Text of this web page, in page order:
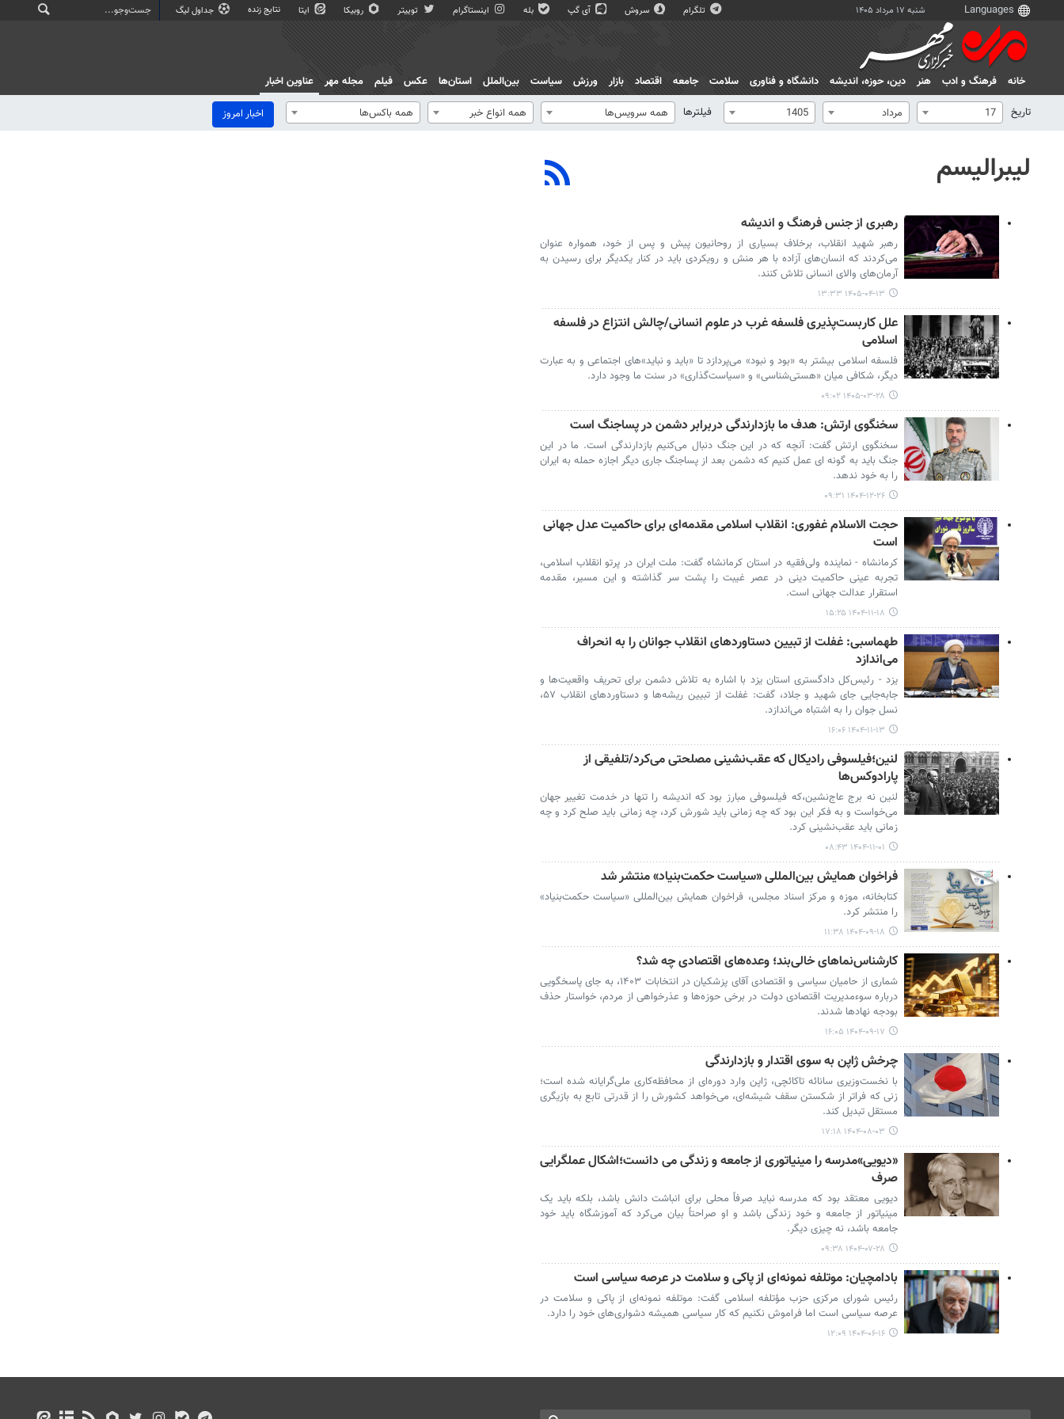
شنبه ۱۷ مرداد ۱۴۰۵ تلگرام سروش آی گپ بله اینستاگرام توییتر روبیکا ایتا نتایج زنده جداول لیگ
خانه فرهنگ و ادب هنر دين، حوزه، انديشه دانشگاه و فناوری سلامت جامعه اقتصاد بازار ورزش سیاست بین‌الملل استان‌ها عکس فیلم مجله مهر
عناوین اخبار
تاریخ
17 مرداد 1405 فیلترها همه سرویس‌ها همه انواع خبر همه باکس‌ها اخبار امروز
لیبرالیسم
رهبری از جنس فرهنگ و اندیشه
رهبر شهید انقلاب، برخلاف بسیاری از روحانیون پیش و پس از خود، همواره عنوان
می‌کردند که انسان‌های آزاده با هر منش و رویکردی باید در کنار یکدیگر برای رسیدن به
آرمان‌های والای انسانی تلاش کنند.
۱۴۰۵-۰۴-۱۳ ۱۳:۳۳
علل کاربست‌پذیری فلسفه غرب در علوم انسانی/چالش انتزاع در فلسفه
اسلامی
فلسفه اسلامی بیشتر به «بود و نبود» می‌پردازد تا «باید و نباید»های اجتماعی و به عبارت
دیگر، شکافی میان «هستی‌شناسی» و «سیاست‌گذاری» در سنت ما وجود دارد.
۱۴۰۵-۰۳-۲۸ ۰۹:۰۲
سخنگوی ارتش: هدف ما بازدارندگی دربرابر دشمن در پساجنگ است
سخنگوی ارتش گفت: آنچه که در این جنگ دنبال می‌کنیم بازدارندگی است. ما در این
جنگ باید به گونه ای عمل کنیم که دشمن بعد از پساجنگ جاری دیگر اجازه حمله به ایران
را به خود ندهد.
۱۴۰۴-۱۲-۲۶ ۰۹:۳۱
حجت الاسلام غفوری: انقلاب اسلامی مقدمه‌ای برای حاکمیت عدل جهانی
است
کرمانشاه - نماینده ولی‌فقیه در استان کرمانشاه گفت: ملت ایران در پرتو انقلاب اسلامی،
تجربه عینی حاکمیت دینی در عصر غیبت را پشت سر گذاشته و این مسیر، مقدمه
استقرار عدالت جهانی است.
۱۴۰۴-۱۱-۱۸ ۱۵:۲۵
طهماسبی: غفلت از تبیین دستاوردهای انقلاب جوانان را به انحراف
می‌اندازد
یزد - رئیس‌کل دادگستری استان یزد با اشاره به تلاش دشمن برای تحریف واقعیت‌ها و
جابه‌جایی جای شهید و جلاد، گفت: غفلت از تبیین ریشه‌ها و دستاوردهای انقلاب ۵۷،
نسل جوان را به اشتباه می‌اندازد.
۱۴۰۴-۱۱-۱۳ ۱۶:۰۶
لنین؛فیلسوفی رادیکال که عقب‌نشینی مصلحتی می‌کرد/تلفیقی از
پارادوکس‌ها
لنین نه برج عاج‌نشین،که فیلسوفی مبارز بود که اندیشه را تنها در خدمت تغییر جهان
می‌خواست و به فکر این بود که چه زمانی باید شورش کرد، چه زمانی باید صلح کرد و چه
زمانی باید عقب‌نشینی کرد.
۱۴۰۴-۱۱-۰۱ ۰۸:۴۳
فراخوان همایش بین‌المللی «سیاست حکمت‌بنیاد» منتشر شد
کتابخانه، موزه و مرکز اسناد مجلس، فراخوان همایش بین‌المللی «سیاست حکمت‌بنیاد»
را منتشر کرد.
۱۴۰۴-۰۹-۱۸ ۱۱:۳۸
کارشناس‌نماهای خالی‌بند؛ وعده‌های اقتصادی چه شد؟
شماری از حامیان سیاسی و اقتصادی آقای پزشکیان در انتخابات ۱۴۰۳، به جای پاسخگویی
درباره سوءمدیریت اقتصادی دولت در برخی حوزه‌ها و عذرخواهی از مردم، خواستار حذف
بودجه نهادها شدند.
۱۴۰۴-۰۹-۱۷ ۱۶:۰۵
چرخش ژاپن به سوی اقتدار و بازدارندگی
با نخست‌وزیری سانائه تاکائچی، ژاپن وارد دوره‌ای از محافظه‌کاری ملی‌گرایانه شده است؛
زنی که فراتر از شکستن سقف شیشه‌ای، می‌خواهد کشورش را از قدرتی تابع به بازیگری
مستقل تبدیل کند.
۱۴۰۴-۰۸-۰۳ ۱۷:۱۸
«دیویی»مدرسه را مینیاتوری از جامعه و زندگی می دانست؛اشکال عملگرایی
صرف
دیویی معتقد بود که مدرسه نباید صرفاً محلی برای انباشت دانش باشد، بلکه باید یک
مینیاتور از جامعه و خود زندگی باشد و او صراحتاً بیان می‌کرد که آموزشگاه باید خود
جامعه باشد، نه چیزی دیگر.
۱۴۰۴-۰۷-۲۸ ۰۹:۳۸
بادامچیان: موتلفه نمونه‌ای از پاکی و سلامت در عرصه سیاسی است
رئیس شورای مرکزی حزب مؤتلفه اسلامی گفت: موتلفه نمونه‌ای از پاکی و سلامت در
عرصه سیاسی است اما فراموش نکنیم که کار سیاسی همیشه دشواری‌های خود را دارد.
۱۴۰۴-۰۶-۱۶ ۱۲:۰۹